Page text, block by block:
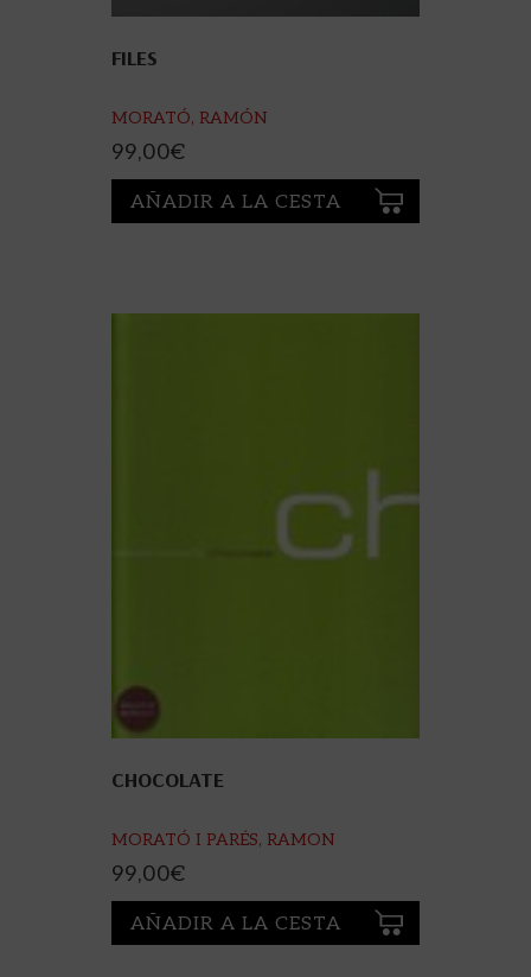
FILES
MORATÓ, RAMÓN
99,00€
AÑADIR A LA CESTA
CHOCOLATE
MORATÓ I PARÉS, RAMON
99,00€
AÑADIR A LA CESTA